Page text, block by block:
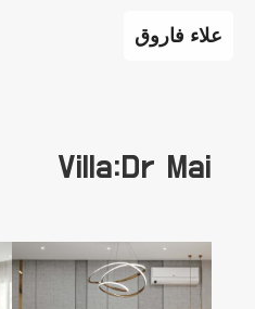
علاء فاروق
Villa:Dr Mai